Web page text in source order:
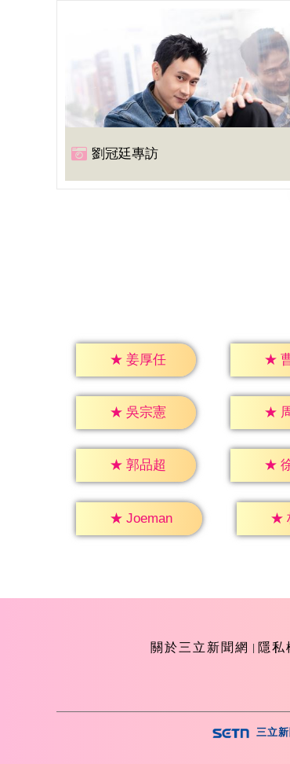
劉冠廷專訪
★ 姜厚任 ★
★ 吳宗憲 ★
★ 郭品超 ★
★ Joeman ★
關於三立新聞網 隱私
Copyright ©2026
三立